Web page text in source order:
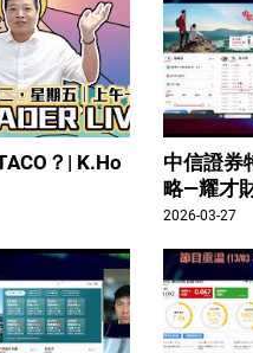
？| K.Ho
中信證券
略—耀才
2026-03-27